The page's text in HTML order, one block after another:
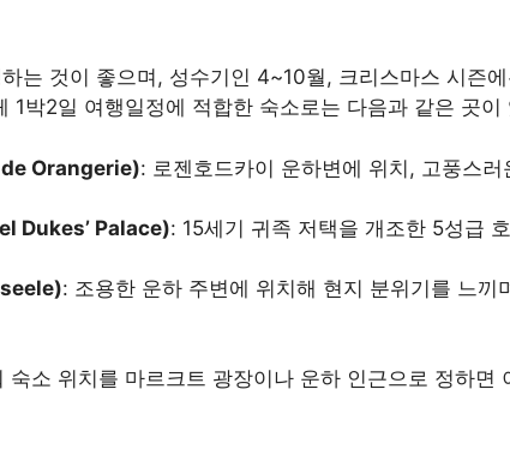
는 것이 좋으며, 성수기인 4~10월, 크리스마스 시즌
1박2일 여행일정에 적합한 숙소로는 다음과 같은 곳이
de Orangerie): 로젠호드카이 운하변에 위치, 고풍스
Dukes’ Palace): 15세기 귀족 저택을 개조한 5성급
: 조용한 운하 주변에 위치해 현지 분위기를 느끼
숙소 위치를 마르크트 광장이나 운하 인근으로 정하면